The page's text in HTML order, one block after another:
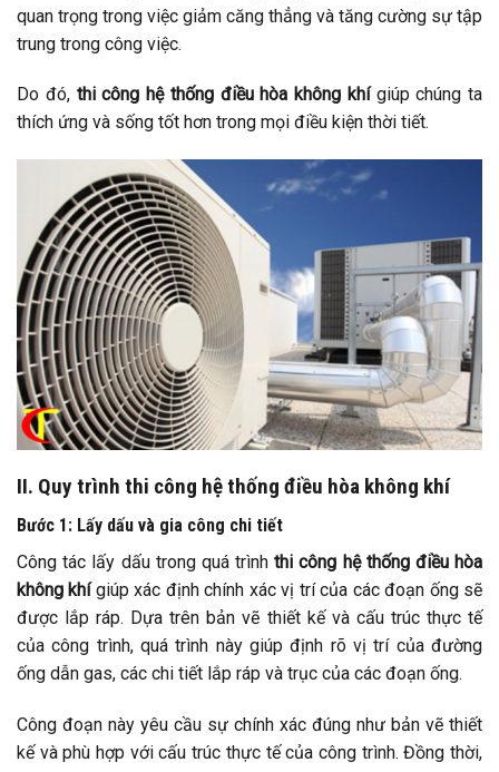
quan trọng trong việc giảm căng thẳng và tăng cường sự tập
trung trong công việc.
Do đó,thi công hệ thống điều hòa không khí giúp chúng ta
thích ứng và sống tốt hơn trong mọi điều kiện thời tiết.
II. Quy trình thi công hệ thống điều hòa không khí
Bước 1: Lấy dấu và gia công chi tiết
Công tác lấy dấu trong quá trìnhthi công hệ thống điều hòa
không khígiúp xác định chính xác vị trí của các đoạn ống sẽ
được lắp ráp. Dựa trên bản vẽ thiết kế và cấu trúc thực tế
của công trình, quá trình này giúp định rõ vị trí của đường
ống dẫn gas, các chi tiết lắp ráp và trục của các đoạn ống.
Công đoạn này yêu cầu sự chính xác đúng như bản vẽ thiết
kế và phù hợp với cấu trúc thực tế của công trình. Đồng thời,